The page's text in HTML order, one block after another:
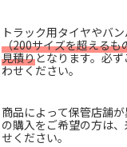
トラック用タイヤやバ
（200サイズを超えるも
見積りとなります。必
わせください。
商品によって保管店舗
の購入をご希望の方は
せください。